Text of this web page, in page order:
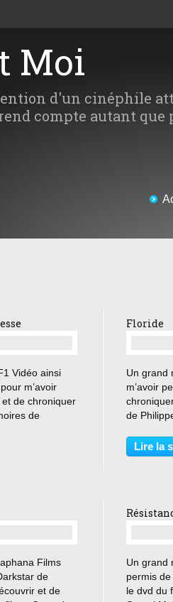
Moi
d'un cinéphile
compte autant que
Vidéo ainsi
m’avoir
de chroniquer
de
n’est pas tous
de
Floride
Un grand
m’avoir
de
Comme
pleurer la
Lire la
Films
de
et de
Un grand
permis
le dvd du